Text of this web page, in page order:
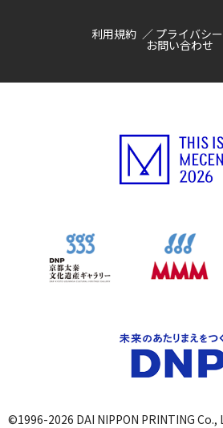
利用規約 プライバシ
お問い合わせ
©1996-2026 DAI NIPPON PRINTING Co.,